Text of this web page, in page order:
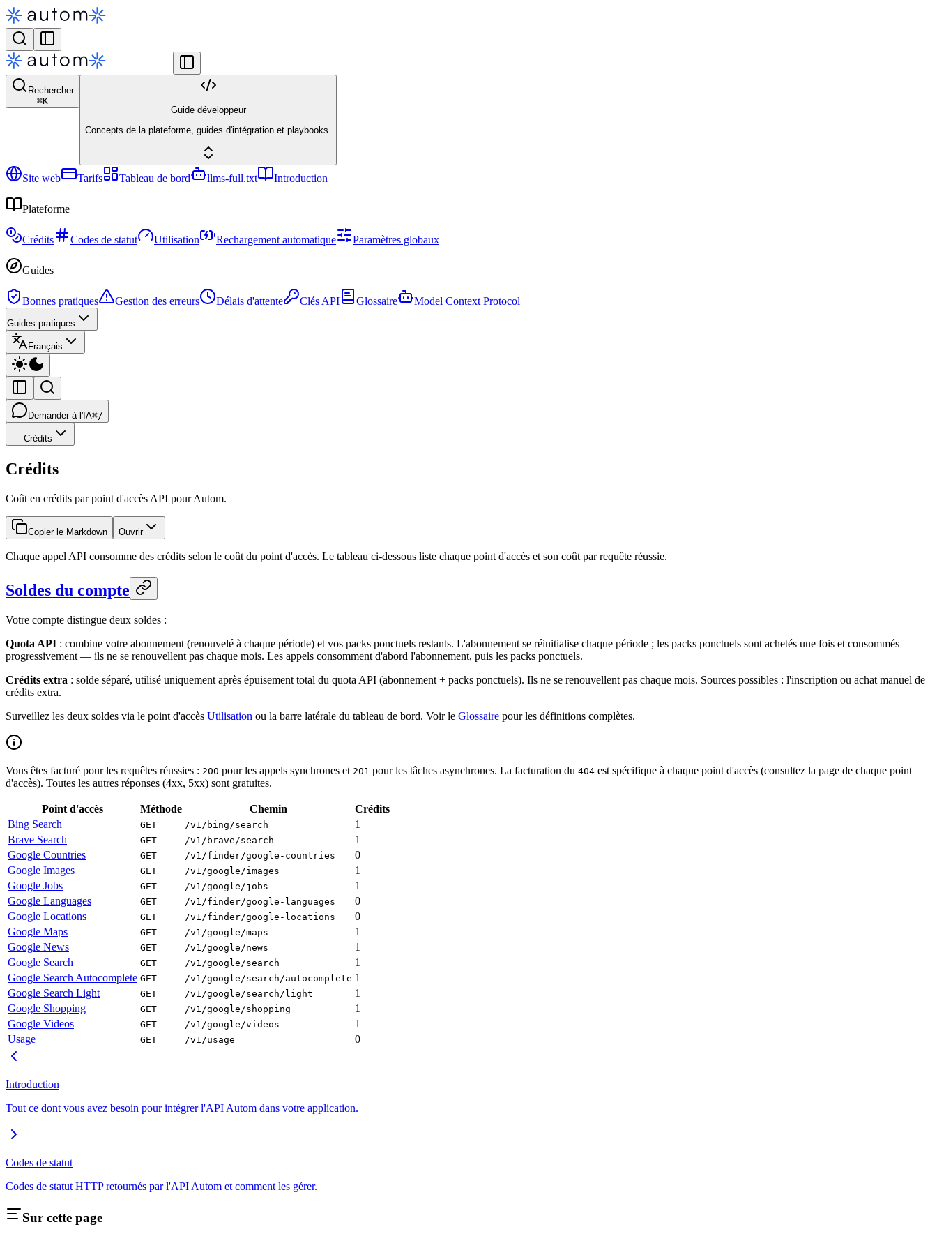
Rechercher
⌘K
Guide développeur
Concepts de la plateforme, guides d'intégration et playbooks.
Site web Tarifs Tableau de bord llms-full.txt Introduction
Plateforme
Crédits Codes de statut Utilisation Rechargement automatique Paramètres globaux
Guides
Bonnes pratiques Gestion des erreurs Délais d'attente Clés API Glossaire Model Context Protocol
Guides pratiques
Français
Demander à l'IA⌘/
Crédits
Crédits
Coût en crédits par point d'accès API pour Autom.
Copier le Markdown Ouvrir
Chaque appel API consomme des crédits selon le coût du point d'accès. Le tableau ci-dessous liste chaque point d'accès et son coût par requête réussie.
Soldes du compte
Votre compte distingue deux soldes :
Quota API : combine votre abonnement (renouvelé à chaque période) et vos packs ponctuels restants. L'abonnement se réinitialise chaque période ; les packs ponctuels sont achetés une fois et consommés
progressivement — ils ne se renouvellent pas chaque mois. Les appels consomment d'abord l'abonnement, puis les packs ponctuels.
Crédits extra : solde séparé, utilisé uniquement après épuisement total du quota API (abonnement + packs ponctuels). Ils ne se renouvellent pas chaque mois. Sources possibles : l'inscription ou achat manuel de
crédits extra.
Surveillez les deux soldes via le point d'accès Utilisation ou la barre latérale du tableau de bord. Voir le Glossaire pour les définitions complètes.
Vous êtes facturé pour les requêtes réussies : 200 pour les appels synchrones et 201 pour les tâches asynchrones. La facturation du 404 est spécifique à chaque point d'accès (consultez la page de chaque point
d'accès). Toutes les autres réponses (4xx, 5xx) sont gratuites.
Point d'accès Méthode Chemin
Crédits
Bing Search
GET /v1/bing/search
1
Brave Search
GET /v1/brave/search
1
Google Countries
GET /v1/finder/google-countries
0
Google Images
GET /v1/google/images
1
Google Jobs
GET /v1/google/jobs
1
Google Languages
GET /v1/finder/google-languages
0
Google Locations
GET /v1/finder/google-locations
0
Google Maps
GET /v1/google/maps
1
Google News
GET /v1/google/news
1
Google Search
GET /v1/google/search
1
Google Search Autocomplete GET /v1/google/search/autocomplete 1
Google Search Light
GET /v1/google/search/light
1
Google Shopping
GET /v1/google/shopping
1
Google Videos
GET /v1/google/videos
1
Usage
GET /v1/usage 0
Introduction
Tout ce dont vous avez besoin pour intégrer l'API Autom dans votre application.
Codes de statut
Codes de statut HTTP retournés par l'API Autom et comment les gérer.
Sur cette page